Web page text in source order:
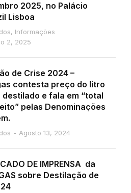
2025, no Palácio
Lisboa
, Informações
2, 2025
de Crise 2024 –
contesta preço do litro
destilado e fala em “total
pelas Denominações
Agosto 13, 2024
DE IMPRENSA da
sobre Destilação de